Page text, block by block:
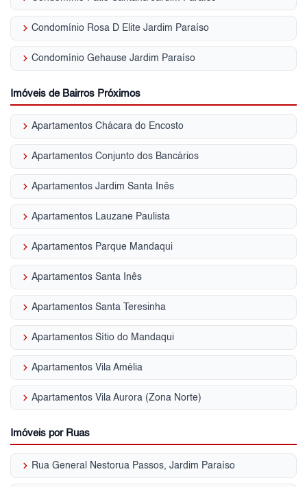
keyboard_arrow_right Condomínio Rosa D Elite Jardim Paraíso
keyboard_arrow_right Condomínio Gehause Jardim Paraíso
Imóveis de Bairros Próximos
keyboard_arrow_right Apartamentos Chácara do Encosto
keyboard_arrow_right Apartamentos Conjunto dos Bancários
keyboard_arrow_right Apartamentos Jardim Santa Inês
keyboard_arrow_right Apartamentos Lauzane Paulista
keyboard_arrow_right Apartamentos Parque Mandaqui
keyboard_arrow_right Apartamentos Santa Inês
keyboard_arrow_right Apartamentos Santa Teresinha
keyboard_arrow_right Apartamentos Sítio do Mandaqui
keyboard_arrow_right Apartamentos Vila Amélia
keyboard_arrow_right Apartamentos Vila Aurora (Zona Norte)
Imóveis por Ruas
keyboard_arrow_right Rua General Nestorua Passos, Jardim Paraíso